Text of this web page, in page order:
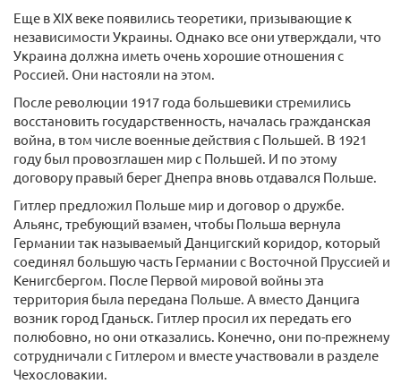
Еще в XIX веке появились теоретики, призывающие к
независимости Украины. Однако все они утверждали, что
Украина должна иметь очень хорошие отношения с
Россией. Они настояли на этом.
После революции 1917 года большевики стремились
восстановить государственность, началась гражданская
война, в том числе военные действия с Польшей. В 1921
году был провозглашен мир с Польшей. И по этому
договору правый берег Днепра вновь отдавался Польше.
Гитлер предложил Польше мир и договор о дружбе.
Альянс, требующий взамен, чтобы Польша вернула
Германии так называемый Данцигский коридор, который
соединял большую часть Германии с Восточной Пруссией и
Кенигсбергом. После Первой мировой войны эта
территория была передана Польше. А вместо Данцига
возник город Гданьск. Гитлер просил их передать его
полюбовно, но они отказались. Конечно, они по-прежнему
сотрудничали с Гитлером и вместе участвовали в разделе
Чехословакии.